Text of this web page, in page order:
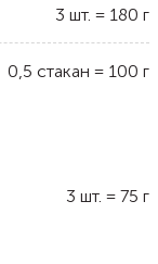
3 шт. = 180 г
0,5 стакан = 100 г
3 шт. = 75 г